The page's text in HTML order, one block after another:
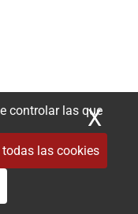
controlar las que
todas las cookies
X